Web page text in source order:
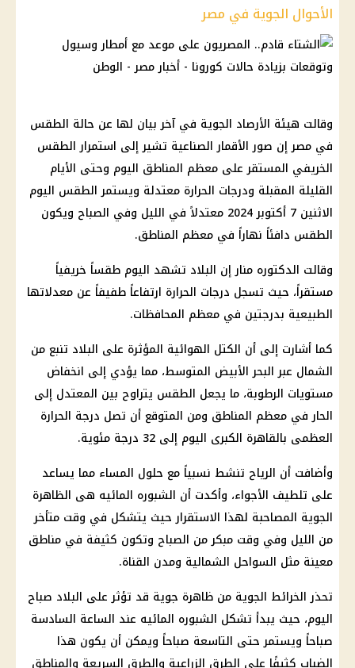
الأحوال الجوية في مصر
وقالت هيئة الأرصاد الجوية في آخر بيان لها عن حالة الطقس
في مصر إن صور الأقمار الصناعية تشير إلى استمرار الطقس
الخريفي المستقر على معظم المناطق اليوم وحتى الأيام
القليلة المقبلة ودرجات الحرارة معتدلة ويستمر الطقس اليوم
الاثنين 7 أكتوبر 2024 معتدلاً في الليل وفي الصباح ويكون
الطقس دافئاً نهاراً في معظم المناطق.
وقالت الدكتوره منار إن البلاد تشهد اليوم طقساً خريفياً
مستقراً، حيث تسجل درجات الحرارة ارتفاعاً طفيفاً عن معدلاتها
الطبيعية بدرجتين في معظم المحافظات.
كما أشارت إلى أن الكتل الهوائية المؤثرة على البلاد تنبع من
الشمال عبر البحر الأبيض المتوسط، مما يؤدي إلى انخفاض
مستويات الرطوبة، ما يجعل الطقس يتراوح بين المعتدل إلى
الحار في معظم المناطق ومن المتوقع أن تصل درجة الحرارة
العظمى بالقاهرة الكبرى اليوم إلى 32 درجة مئوية.
وأضافت أن الرياح تنشط نسبياً مع حلول المساء مما يساعد
على تلطيف الأجواء، وأكدت أن الشبوره المائيه هى الظاهرة
الجوية المصاحبة لهذا الاستقرار حيث يتشكل في وقت متأخر
من الليل وفي وقت مبكر من الصباح وتكون كثيفة في مناطق
معينة مثل السواحل الشمالية ومدن القناة.
تحذر الخرائط الجوية من ظاهرة جوية قد تؤثر على البلاد صباح
اليوم، حيث يبدأ تشكل الشبوره المائيه عند الساعة السادسة
صباحاً ويستمر حتى التاسعة صباحاً ويمكن أن يكون هذا
الضباب كثيفًا على الطرق الزراعية والطرق السريعة والمناطق